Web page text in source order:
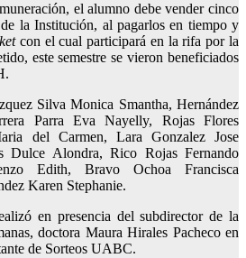
el alumno debe vender cinco
la Institución, al pagarlos en tiempo y
con el cual participará en la rifa por la
este semestre se vieron beneficiados
Silva Monica Smantha, Hernández
Parra Eva Nayelly, Rojas Flores
del Carmen, Lara Gonzalez Jose
Dulce Alondra, Rico Rojas Fernando
Edith, Bravo Ochoa Francisca
Karen Stephanie.
en presencia del subdirector de la
doctora Maura Hirales Pacheco en
de Sorteos UABC.